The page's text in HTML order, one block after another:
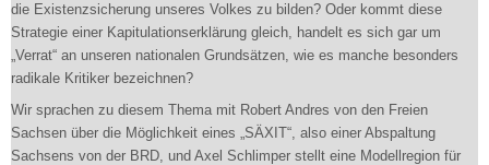
die Existenzsicherung unseres Volkes zu bilden? Oder kommt diese
Strategie einer Kapitulationserklärung gleich, handelt es sich gar um
„Verrat“ an unseren nationalen Grundsätzen, wie es manche besonders
radikale Kritiker bezeichnen?
Wir sprachen zu diesem Thema mit Robert Andres von den Freien
Sachsen über die Möglichkeit eines „SÄXIT“, also einer Abspaltung
Sachsens von der BRD, und Axel Schlimper stellt eine Modellregion für